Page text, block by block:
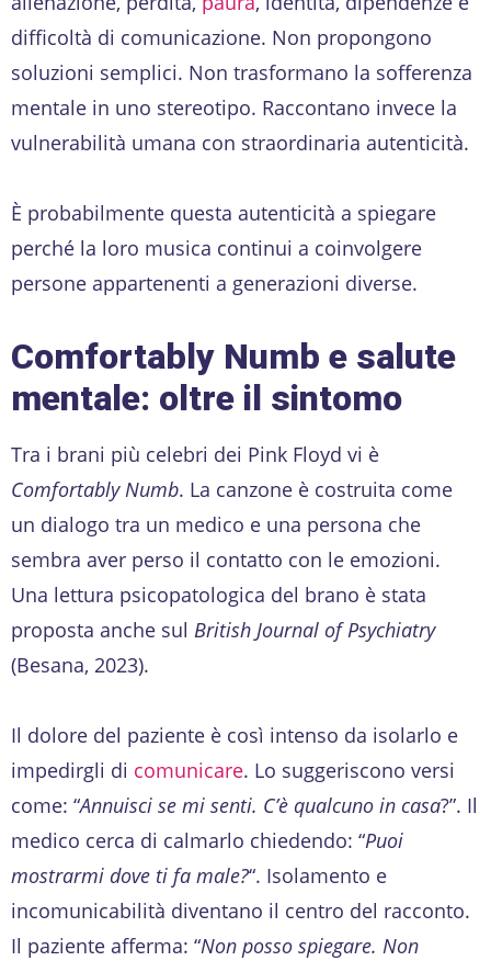
difficoltà di comunicazione. Non propongono
soluzioni semplici. Non trasformano la sofferenza
mentale in uno stereotipo. Raccontano invece la
vulnerabilità umana con straordinaria autenticità.
È probabilmente questa autenticità a spiegare
perché la loro musica continui a coinvolgere
persone appartenenti a generazioni diverse.
Comfortably Numb e salute
mentale: oltre il sintomo
Tra i brani più celebri dei Pink Floyd vi è
Comfortably Numb. La canzone è costruita come
un dialogo tra un medico e una persona che
sembra aver perso il contatto con le emozioni.
Una lettura psicopatologica del brano è stata
proposta anche sul British Journal of Psychiatry
(Besana, 2023).
Il dolore del paziente è così intenso da isolarlo e
impedirgli di comunicare. Lo suggeriscono versi
come: “Annuisci se mi senti. C’è qualcuno in casa?”. Il
medico cerca di calmarlo chiedendo: “Puoi
mostrarmi dove ti fa male?“. Isolamento e
incomunicabilità diventano il centro del racconto.
Il paziente afferma: “Non posso spiegare. Non